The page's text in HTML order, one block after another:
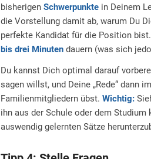
bisherigen Schwerpunkte in Deinem
die Vorstellung damit ab, warum Du
perfekte Kandidat für die Position
bis drei Minuten dauern (was sich
Du kannst Dich optimal darauf
sagen willst, und Deine „Rede“ dann
Familienmitgliedern übst. Wichtig:
ihn aus der Schule oder dem
auswendig gelernten Sätze